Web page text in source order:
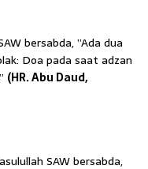
bersabda, ”Ada dua
Doa pada saat adzan
(HR. Abu Daud,
SAW bersabda,